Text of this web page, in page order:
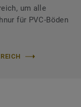
um alle
für PVC-Böden